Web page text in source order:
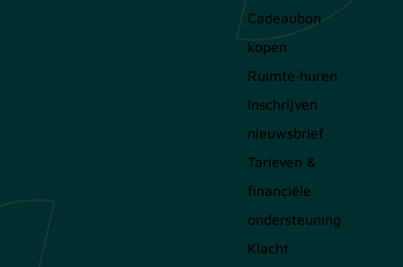
Cadeaubon
kopen
Ruimte huren
Inschrijven
nieuwsbrief
Tarieven &
financiële
ondersteuning
Klacht